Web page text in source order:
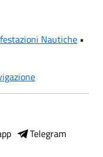
Nautiche •
Telegram